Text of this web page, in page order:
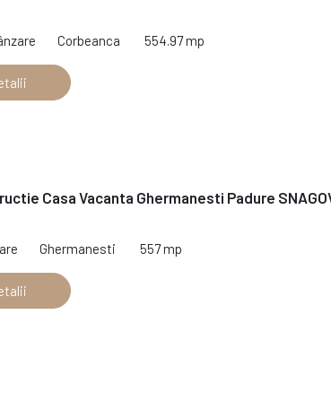
Corbeanca 554.97 mp
Casa Vacanta Ghermanesti Padure
Ghermanesti 557 mp